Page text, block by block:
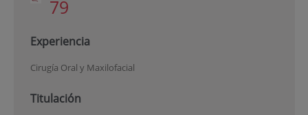
79
Experiencia
Cirugía Oral y Maxilofacial
Titulación